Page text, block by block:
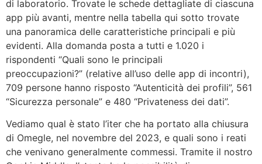
di laboratorio. Trovate le schede dettagliate di ciascuna
app più avanti, mentre nella tabella qui sotto trovate
una panoramica delle caratteristiche principali e più
evidenti. Alla domanda posta a tutti e 1.020 i
rispondenti “Quali sono le principali
preoccupazioni?” (relative all’uso delle app di incontri),
709 persone hanno risposto “Autenticità dei profili”, 561
“Sicurezza personale” e 480 “Privateness dei dati”.
Vediamo qual è stato l’iter che ha portato alla chiusura
di Omegle, nel novembre del 2023, e quali sono i reati
che venivano generalmente commessi. Tramite il nostro